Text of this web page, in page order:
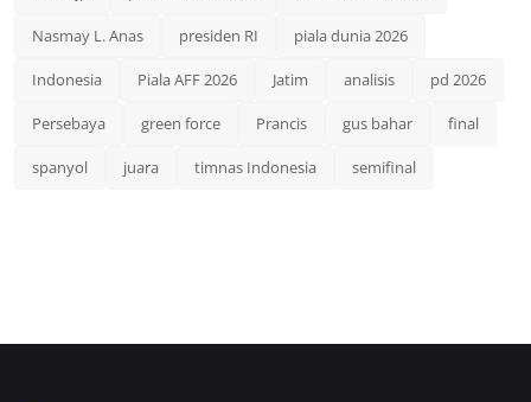
Nasmay L. Anas presiden RI piala dunia 2026
Indonesia Piala AFF 2026 Jatim analisis pd 2026
Persebaya green force Prancis gus bahar final
spanyol juara timnas Indonesia semifinal